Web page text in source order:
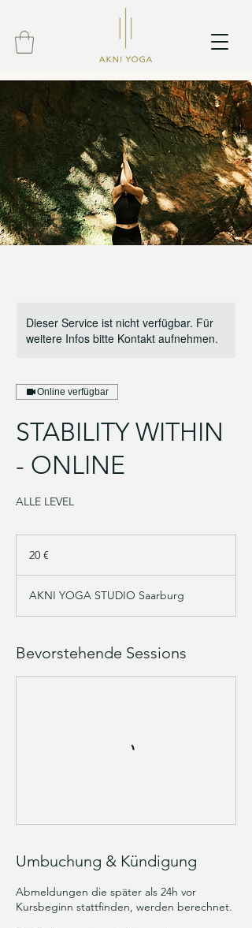
Dieser Service ist nicht verfügbar. Für
weitere Infos bitte Kontakt aufnehmen.
Online verfügbar
STABILITY WITHIN
- ONLINE
ALLE LEVEL
20 €
AKNI YOGA STUDIO Saarburg
Bevorstehende Sessions
Umbuchung & Kündigung
Abmeldungen die später als 24h vor
Kursbeginn stattfinden, werden berechnet.